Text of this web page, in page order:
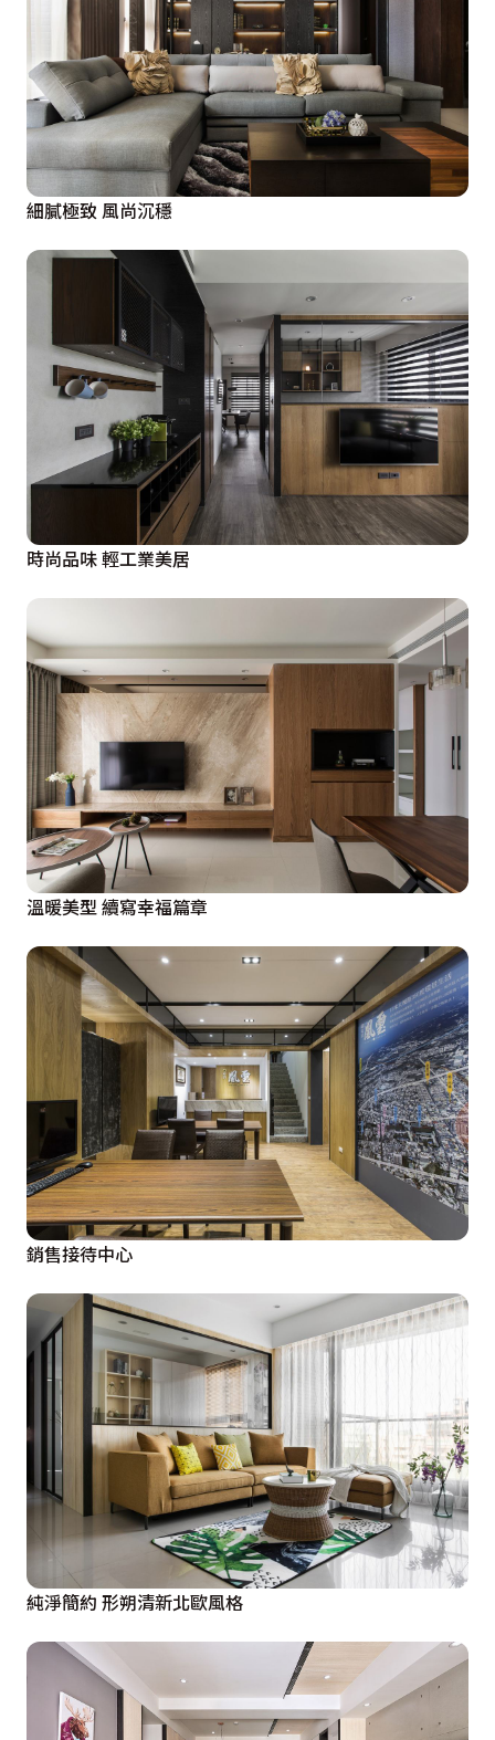
細膩極致 風尚沉穩
時尚品味 輕工業美居
溫暖美型 續寫幸福篇章
銷售接待中心
純淨簡約 形朔清新北歐風格